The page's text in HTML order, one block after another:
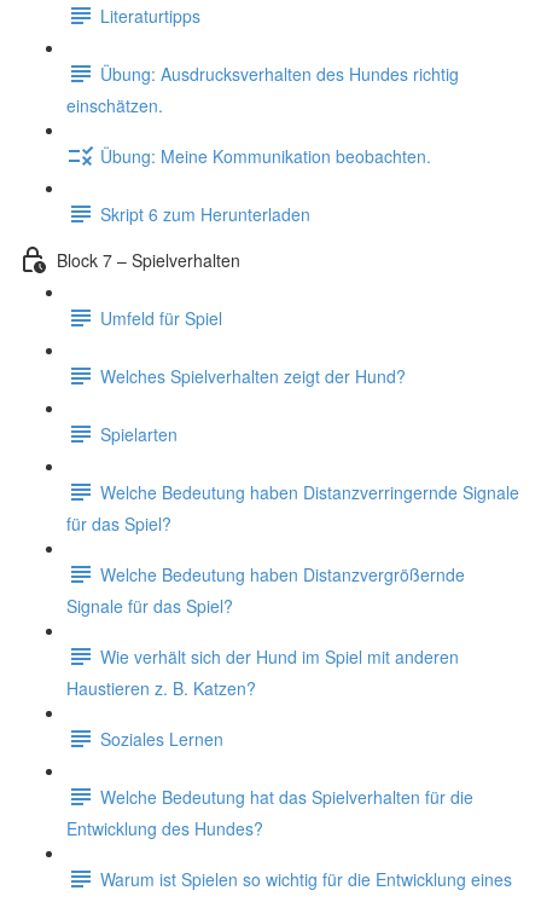
Literaturtipps
Übung: Ausdrucksverhalten des Hundes richtig
einschätzen.
Übung: Meine Kommunikation beobachten.
Skript 6 zum Herunterladen
Block 7 – Spielverhalten
Umfeld für Spiel
Welches Spielverhalten zeigt der Hund?
Spielarten
Welche Bedeutung haben Distanzverringernde Signale
für das Spiel?
Welche Bedeutung haben Distanzvergrößernde
Signale für das Spiel?
Wie verhält sich der Hund im Spiel mit anderen
Haustieren z. B. Katzen?
Soziales Lernen
Welche Bedeutung hat das Spielverhalten für die
Entwicklung des Hundes?
Warum ist Spielen so wichtig für die Entwicklung eines